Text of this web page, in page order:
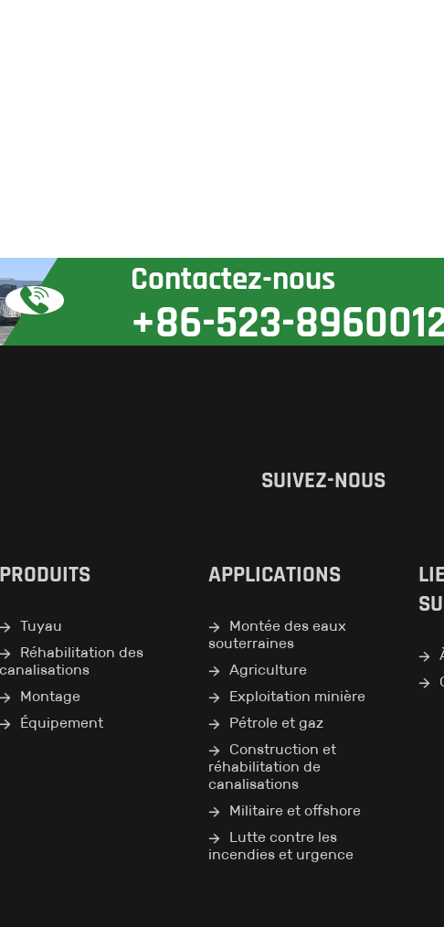
Contactez-nous
+86-523-
SUIVEZ-NOUS
PRODUITS
Tuyau
Réhabilitation des
canalisations
Montage
Équipement
APPLICATIONS
Montée des eaux
souterraines
Agriculture
Exploitation minière
Pétrole et gaz
Construction et
réhabilitation de
canalisations
Militaire et offshore
Lutte contre les
incendies et urgence